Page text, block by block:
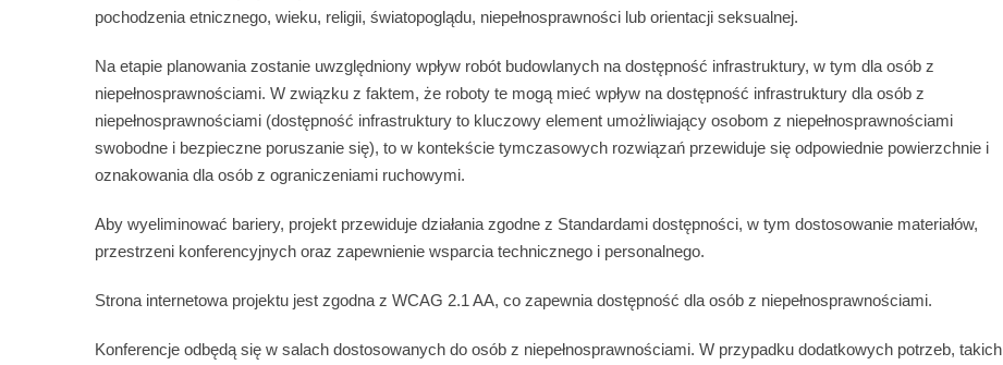
pochodzenia etnicznego, wieku, religii, światopoglądu, niepełnosprawności lub orientacji seksualnej.
Na etapie planowania zostanie uwzględniony wpływ robót budowlanych na dostępność infrastruktury, w tym dla osób z
niepełnosprawnościami. W związku z faktem, że roboty te mogą mieć wpływ na dostępność infrastruktury dla osób z
niepełnosprawnościami (dostępność infrastruktury to kluczowy element umożliwiający osobom z niepełnosprawnościami
swobodne i bezpieczne poruszanie się), to w kontekście tymczasowych rozwiązań przewiduje się odpowiednie powierzchnie i
oznakowania dla osób z ograniczeniami ruchowymi.
Aby wyeliminować bariery, projekt przewiduje działania zgodne z Standardami dostępności, w tym dostosowanie materiałów,
przestrzeni konferencyjnych oraz zapewnienie wsparcia technicznego i personalnego.
Strona internetowa projektu jest zgodna z WCAG 2.1 AA, co zapewnia dostępność dla osób z niepełnosprawnościami.
Konferencje odbędą się w salach dostosowanych do osób z niepełnosprawnościami. W przypadku dodatkowych potrzeb, takich